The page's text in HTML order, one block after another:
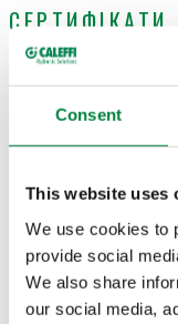
Consent
This website uses
We use cookies to
provide social
We also share
our social media,
СЕРТИФІКАТИ
КРЕСЛЕННЯ Й
Код